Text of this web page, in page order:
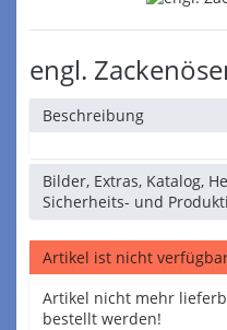
engl.
Beschreibung
Bilder, Extras, Katalog,
Sicherheits- und
Artikel ist nicht
Artikel nicht mehr
bestellt werden!